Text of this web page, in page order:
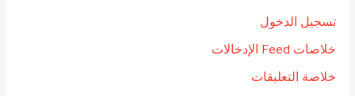
تسجيل الدخول
خلاصات Feed الإدخالات
خلاصة التعليقات